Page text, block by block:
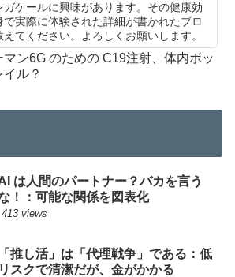
ガケールに興味があります。その健康効
実際に体験された詳細が書かれたブロ
てください。よろしくお願いします。
マン6G のための C19注射、体内ボッ
イル？
は人間のパートナー？バカを言う
！：可能な関係を図表化
413 views
「推し活」は「代理戦争」である：低
リスクで清潔だが、金がかかる